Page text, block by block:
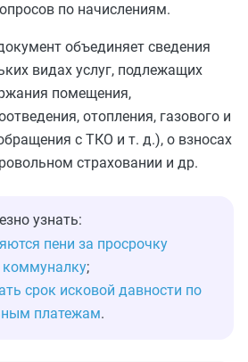
по начислениям.
объединяет сведения
видах услуг, подлежащих
помещения,
отопления, газового и
с ТКО и т. д.), о взносах
страховании и др.
узнать:
пени за просрочку
коммуналку;
срок исковой давности по
платежам.